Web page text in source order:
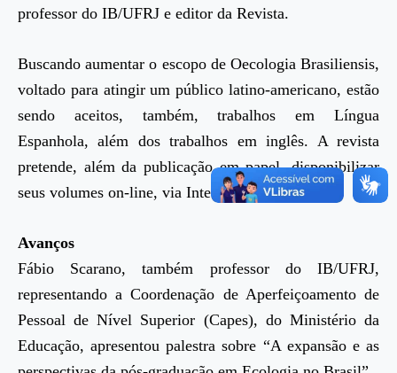
professor do IB/UFRJ e editor da Revista.
Buscando aumentar o escopo de Oecologia Brasiliensis,
voltado para atingir um público latino-americano, estão
sendo aceitos, também, trabalhos em Língua
Espanhola, além dos trabalhos em inglês. A revista
pretende, além da publicação em papel, disponibilizar
seus volumes on-line, via Internet.
Avanços
Fábio Scarano, também professor do IB/UFRJ,
representando a Coordenação de Aperfeiçoamento de
Pessoal de Nível Superior (Capes), do Ministério da
Educação, apresentou palestra sobre “A expansão e as